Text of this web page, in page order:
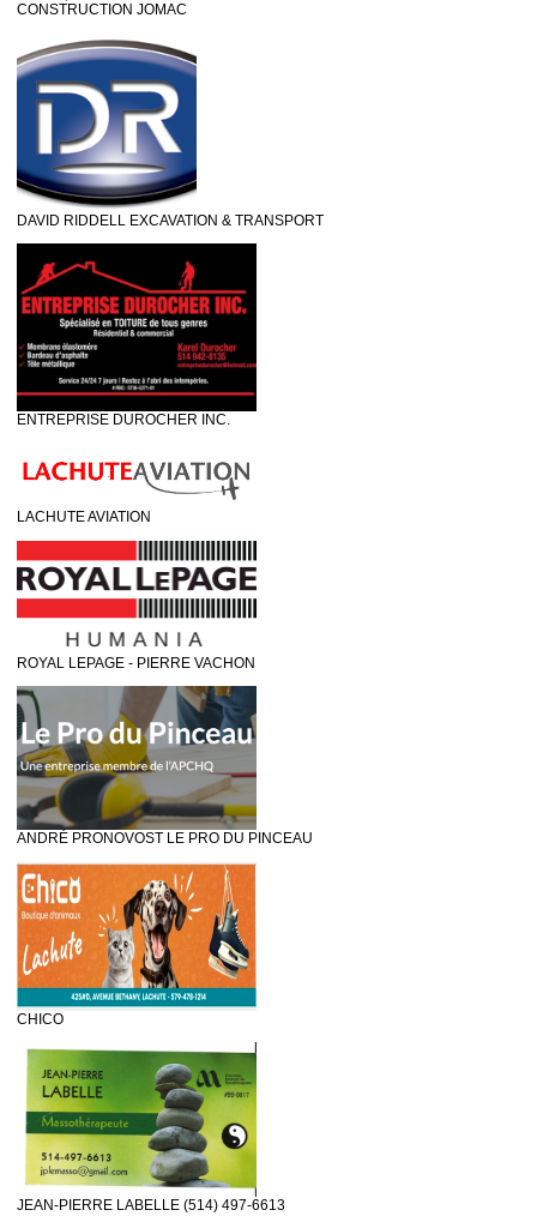
CONSTRUCTION JOMAC
DAVID RIDDELL EXCAVATION & TRANSPORT
ENTREPRISE DUROCHER INC.
LACHUTE AVIATION
ROYAL LEPAGE - PIERRE VACHON
ANDRÉ PRONOVOST LE PRO DU PINCEAU
CHICO
JEAN-PIERRE LABELLE (514) 497-6613